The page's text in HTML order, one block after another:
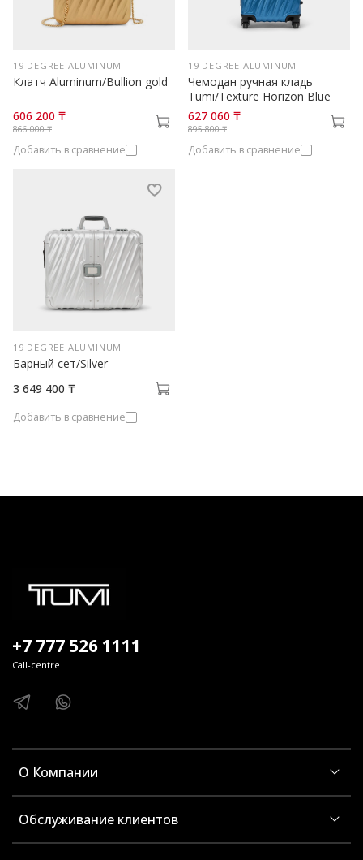
19 DEGREE ALUMINUM
Клатч Aluminum/Bullion gold
606 200 ₸
866 000 ₸
Добавить в сравнение
19 DEGREE ALUMINUM
Чемодан ручная кладь
Tumi/Texture Horizon Blue
627 060 ₸
895 800 ₸
Добавить в сравнение
19 DEGREE ALUMINUM
Барный сет/Silver
3 649 400 ₸
Добавить в сравнение
О Компании
Обслуживание клиентов
+7 777 526 1111
Call-centre